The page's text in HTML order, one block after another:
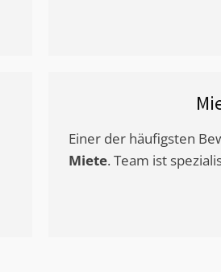
Einer der häufigsten
Miete. Team ist